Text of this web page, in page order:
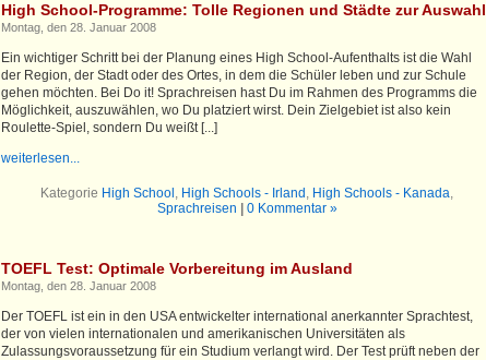
High School-Programme: Tolle Regionen und Städte zur Auswahl
Montag, den 28. Januar 2008
Ein wichtiger Schritt bei der Planung eines High School-Aufenthalts ist die Wahl
der Region, der Stadt oder des Ortes, in dem die Schüler leben und zur Schule
gehen möchten. Bei Do it! Sprachreisen hast Du im Rahmen des Programms die
Möglichkeit, auszuwählen, wo Du platziert wirst. Dein Zielgebiet ist also kein
Roulette-Spiel, sondern Du weißt [...]
weiterlesen...
Kategorie High School , High Schools - Irland , High Schools - Kanada,
Sprachreisen
0 Kommentar »
TOEFL Test: Optimale Vorbereitung im Ausland
Montag, den 28. Januar 2008
Der TOEFL ist ein in den USA entwickelter international anerkannter Sprachtest,
der von vielen internationalen und amerikanischen Universitäten als
Zulassungsvoraussetzung für ein Studium verlangt wird. Der Test prüft neben der